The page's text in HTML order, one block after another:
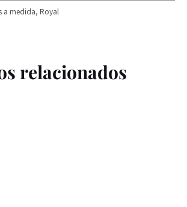
a medida, Royal
relacionados